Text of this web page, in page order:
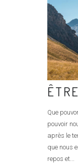
Que
pouvoir
après le
que nous
repos et...